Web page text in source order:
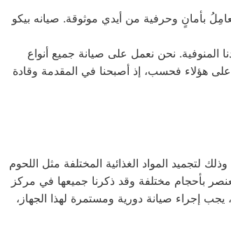
بأمانٍ وحرفية من أيدي موثوقة. صيانه بيكو
المنوفية. نحن نعمل على صيانة جميع أنواع
غسالات 7 كيلو و 10 كيلو و 14 كيلو. جميع أنواع المنتجات لا تقتصر على هؤلاء فحسب، إذ أصبحنا في المقدمة وقادة
لتجميد المواد الغذائية المختلفة مثل اللحوم
بأحجام مختلفة وقد ذكرنا جميعها في مركز
إجراء صيانة دورية ومستمرة لهذا الجهاز،